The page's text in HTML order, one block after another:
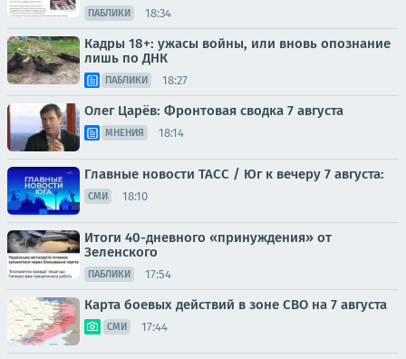
ПАБЛИКИ 18:34
Кадры 18+: ужасы войны, или вновь опознание
лишь по ДНК
ПАБЛИКИ 18:27
Олег Царёв: Фронтовая сводка 7 августа
МНЕНИЯ 18:14
Главные новости ТАСС / Юг к вечеру 7 августа:
СМИ 18:10
Итоги 40-дневного «принуждения» от
Зеленского
ПАБЛИКИ 17:54
Карта боевых действий в зоне СВО на 7 августа
СМИ 17:44